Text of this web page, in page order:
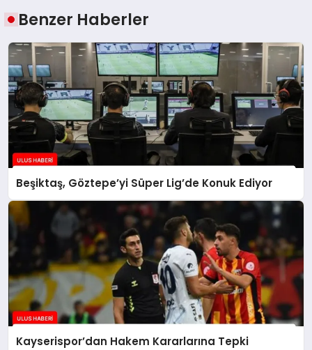
Benzer Haberler
Beşiktaş, Göztepe’yi Süper Lig’de Konuk Ediyor
Kayserispor’dan Hakem Kararlarına Tepki